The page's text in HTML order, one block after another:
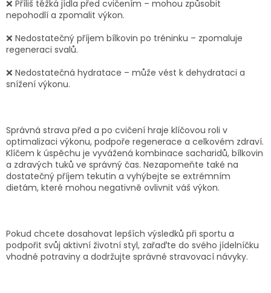
❌ Příliš těžká jídla před cvičením – mohou způsobit
nepohodlí a zpomalit výkon.
❌ Nedostatečný příjem bílkovin po tréninku – zpomaluje
regeneraci svalů.
❌ Nedostatečná hydratace – může vést k dehydrataci a
snížení výkonu.
Správná strava před a po cvičení hraje klíčovou roli v
optimalizaci výkonu, podpoře regenerace a celkovém zdraví.
Klíčem k úspěchu je vyvážená kombinace sacharidů, bílkovin
a zdravých tuků ve správný čas. Nezapomeňte také na
dostatečný příjem tekutin a vyhýbejte se extrémním
dietám, které mohou negativně ovlivnit váš výkon.
Pokud chcete dosahovat lepších výsledků při sportu a
podpořit svůj aktivní životní styl, zařaďte do svého jídelníčku
vhodné potraviny a dodržujte správné stravovací návyky.